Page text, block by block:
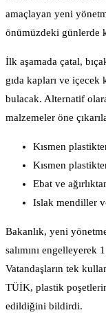
amaçlayan yeni
önümüzdeki günlerde
İlk aşamada çatal,
gıda kapları ve içecek
bulacak. Alternatif
malzemeler öne
Kısmen
Kısmen
Ebat ve
Islak mendiller
Bakanlık, yeni
salımını
Vatandaşların tek
TÜİK, plastik
edildiğini bildirdi.